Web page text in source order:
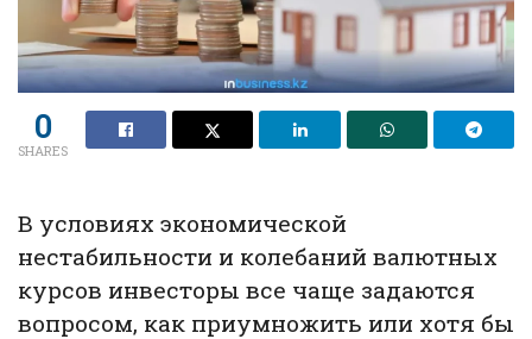
0
SHARES
В условиях экономической
нестабильности и колебаний валютных
курсов инвесторы все чаще задаются
вопросом, как приумножить или хотя бы